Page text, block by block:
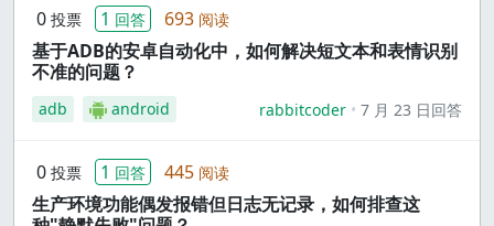
0 投票 1 回答 693 阅读
基于ADB的安卓自动化中，如何解决短文本和表情识别
不准的问题？
adb android rabbitcoder 7 月 23 日回答
0 投票 1 回答 445 阅读
生产环境功能偶发报错但日志无记录，如何排查这